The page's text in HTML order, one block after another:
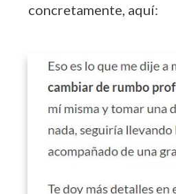
concretamente, aquí: